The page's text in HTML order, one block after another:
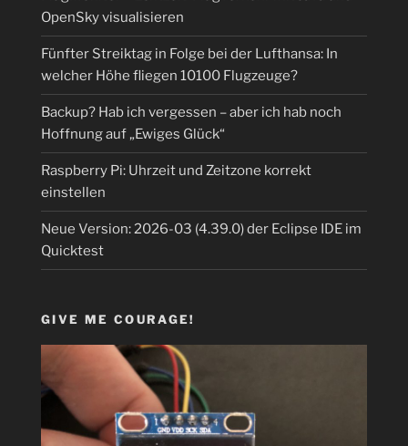
OpenSky visualisieren
Fünfter Streiktag in Folge bei der Lufthansa: In
welcher Höhe fliegen 10100 Flugzeuge?
Backup? Hab ich vergessen – aber ich hab noch
Hoffnung auf „Ewiges Glück“
Raspberry Pi: Uhrzeit und Zeitzone korrekt
einstellen
Neue Version: 2026-03 (4.39.0) der Eclipse IDE im
Quicktest
GIVE ME COURAGE!